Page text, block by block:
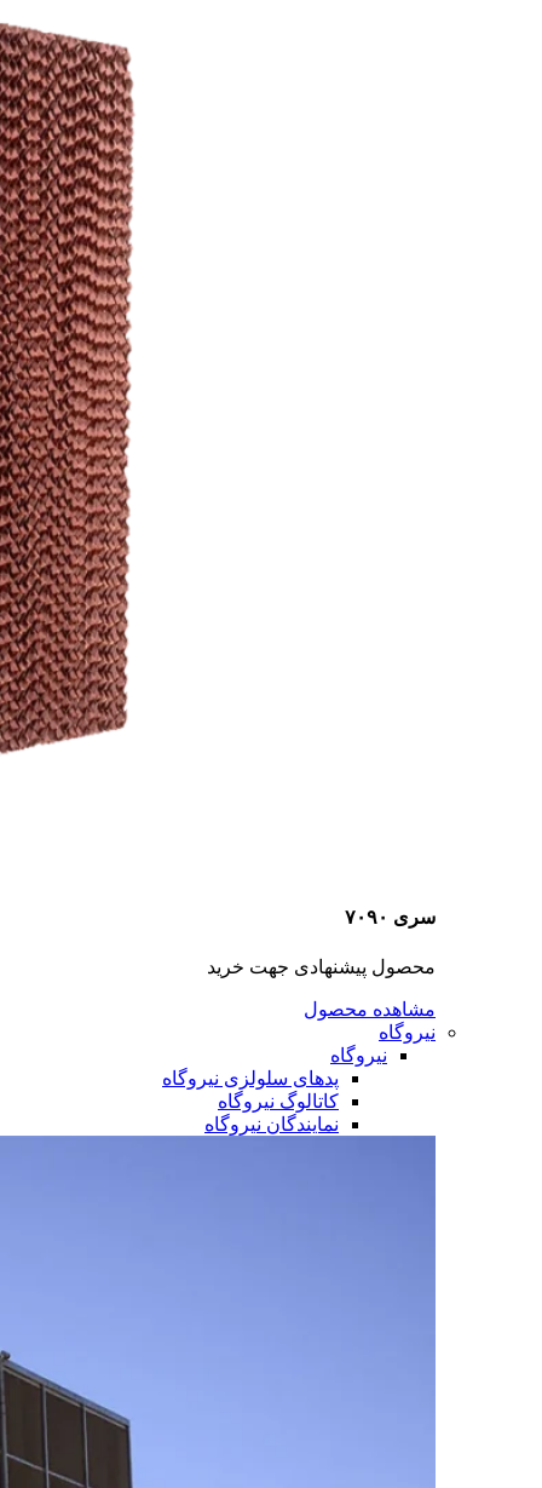
سری ۷۰۹۰
محصول پیشنهادی جهت خرید
مشاهده محصول
نیروگاه
نیروگاه
پدهای سلولزی نیروگاه
کاتالوگ نیروگاه
نمایندگان نیروگاه